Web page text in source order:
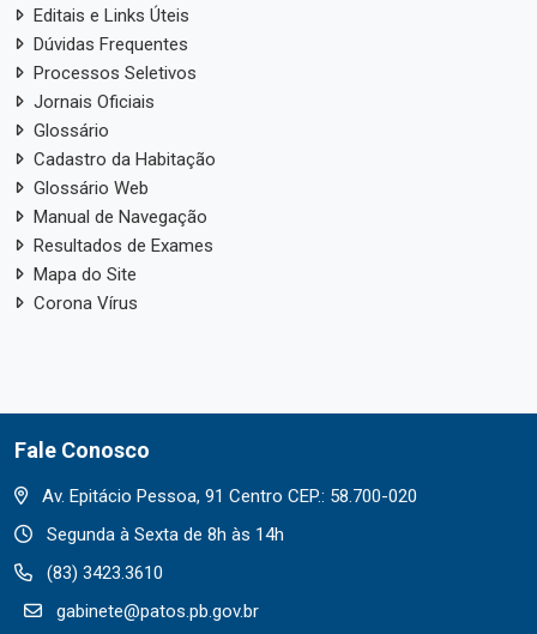
Editais e Links Úteis
Dúvidas Frequentes
Processos Seletivos
Jornais Oficiais
Glossário
Cadastro da Habitação
Glossário Web
Manual de Navegação
Resultados de Exames
Mapa do Site
Corona Vírus
Fale Conosco
Av. Epitácio Pessoa, 91 Centro CEP.: 58.700-020
Segunda à Sexta de 8h às 14h
(83) 3423.3610
gabinete@patos.pb.gov.br